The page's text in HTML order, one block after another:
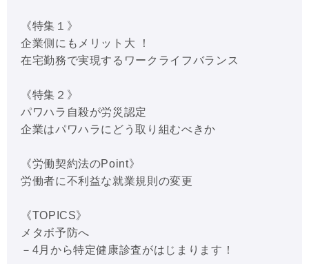
《特集１》
企業側にもメリット大 ！
在宅勤務で実現するワークライフバランス
《特集２》
パワハラ自殺が労災認定
企業はパワハラにどう取り組むべきか
《労働契約法のPoint》
労働者に不利益な就業規則の変更
《TOPICS》
メタボ予防へ
－4月から特定健康診査がはじまります！